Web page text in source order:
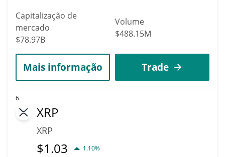
Capitalização de
mercado
$78.97B
Volume
$488.15M
Mais informação Trade
6
XRP
XRP
$1.03 1.10%